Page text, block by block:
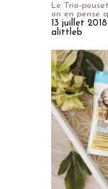
Le Trio-
on en pense
13 juillet 2018
alittleb